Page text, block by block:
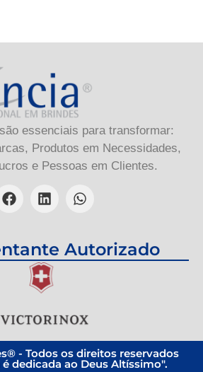
essenciais para transformar:
Produtos em Necessidades,
e Pessoas em Clientes.
Autorizado
- Todos os direitos reservados
dedicada ao Deus Altíssimo".